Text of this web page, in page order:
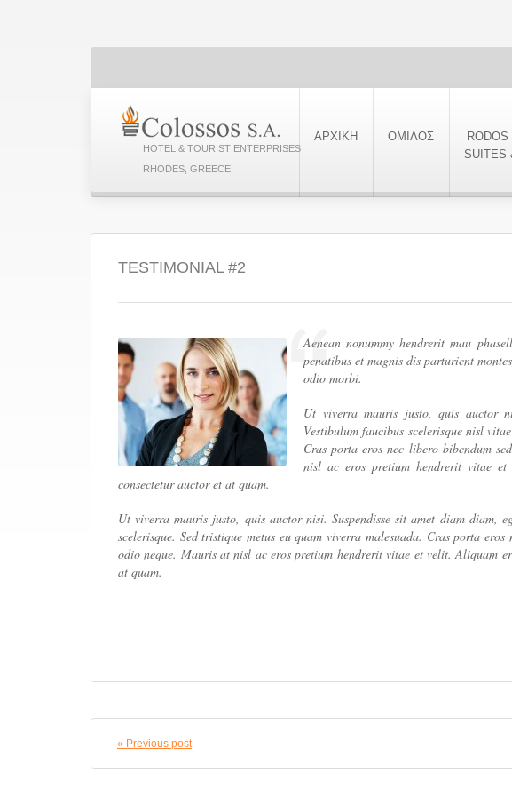
HOTEL & TOURIST ENTERPRISES
RHODES, GREECE
ΑΡΧΙΚΗ ΟΜΙΛΟΣ
RODOS
SUITES
TESTIMONIAL #2
Aenean nonummy hendrerit mau
penatibus et magnis dis parturient
odio morbi.
Ut viverra mauris justo, quis auctor
Vestibulum faucibus scelerisque nisl
Cras porta eros nec libero bibendum
nisl ac eros pretium hendrerit vitae
consectetur auctor et at quam.
Ut viverra mauris justo, quis auctor nisi. Suspendisse sit amet diam diam,
scelerisque. Sed tristique metus eu quam viverra malesuada. Cras porta
odio neque. Mauris at nisl ac eros pretium hendrerit vitae et velit. Aliquam
at quam.
« Previous post